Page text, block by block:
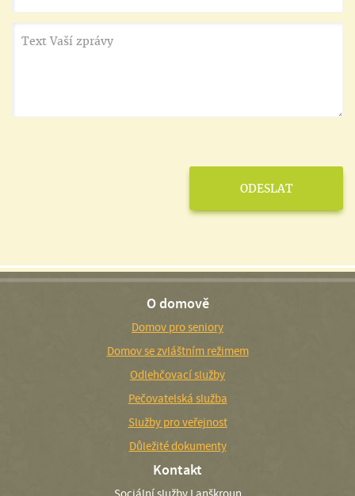
O domově
Domov pro seniory
Domov se zvláštním režimem
Odlehčovací služby
Pečovatelská služba
Služby pro veřejnost
Důležité dokumenty
Kontakt